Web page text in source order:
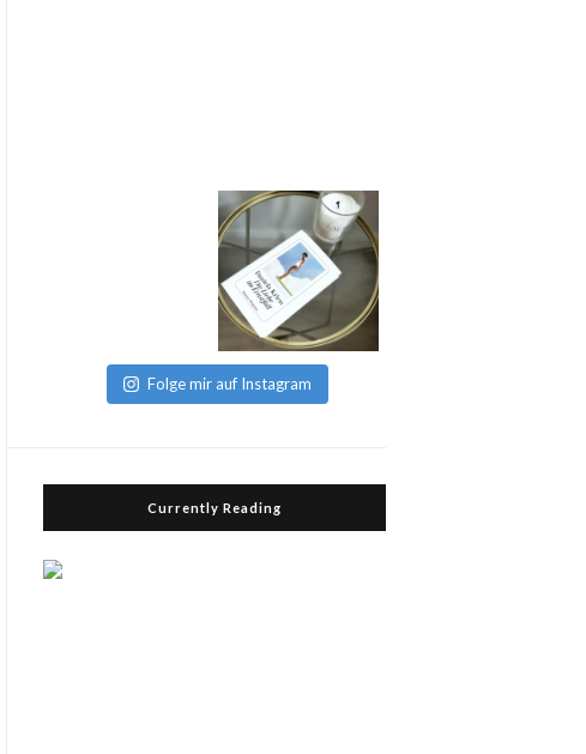
Folge mir auf Instagram
Currently Reading